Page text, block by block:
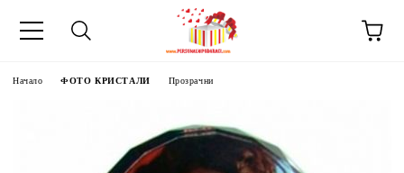
Начало ФОТО КРИСТАЛИ Прозрачни